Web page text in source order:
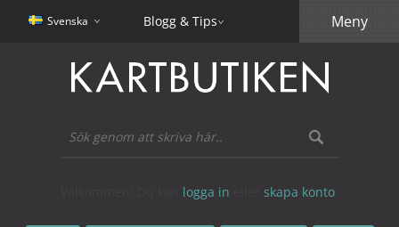
Svenska Blogg & Tips
logga in skapa konto
Meny